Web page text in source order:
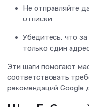
Не отправляйте
отписки
Убедитесь, что
только один
Эти шаги помогают
соответствовать
рекомендаций Google